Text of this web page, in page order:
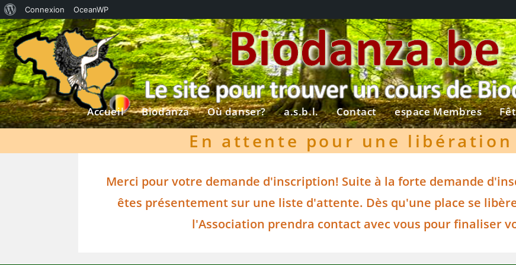
propos
de
WordPress
Connexion OceanWP
Skip
to
content
Accueil Biodanza Où danser? a.s.b.l. Contact espace Membres
En attente pour une libération
Merci pour votre demande d'inscription! Suite à la forte demande
êtes présentement sur une liste d'attente. Dès qu'une place se
l'Association prendra contact avec vous pour finaliser